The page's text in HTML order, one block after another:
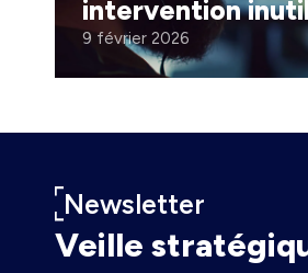
intervention
9 février 2026
Newsletter
Veille